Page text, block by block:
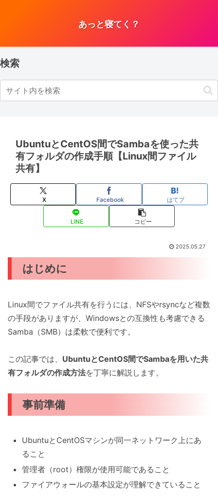
あっと寝てく？
検索
UbuntuとCentOS間でSambaを使った共
有フォルダの作成手順【Linux間ファイル
共有】
X Facebook はてブ
LINE コピー
2025.05.27
はじめに
Linux間でファイル共有を行うには、NFSやrsyncなど複数
の手段がありますが、Windowsとの互換性も考慮できる
Samba（SMB）は柔軟で便利です。
この記事では、 UbuntuとCentOS間でSambaを用いた共
有フォルダの作成方法を丁寧に解説します。
事前準備
UbuntuとCentOSマシンが同一ネットワーク上にあ
ること
管理者（root）権限が使用可能であること
ファイアウォールの基本設定が理解できていること